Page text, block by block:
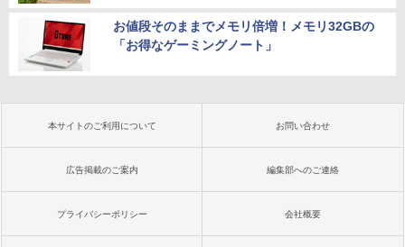
お値段そのままでメモリ倍増！メモリ32GBの
「お得なゲーミングノート」
本サイトのご利用について お問い合わせ
広告掲載のご案内 編集部へのご連絡
プライバシーポリシー 会社概要